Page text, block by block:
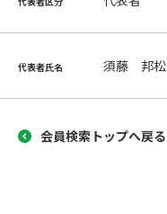
代表者氏名 須藤 邦松
会員検索トップへ戻る